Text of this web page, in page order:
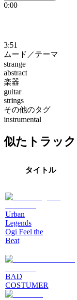
0:00
3:51
ムード／テーマ
strange
abstract
楽器
guitar
strings
その他のタグ
instrumental
似たトラック
タイトル
Urban
Legends
Ogi Feel the
Beat
BAD
COSTUMER